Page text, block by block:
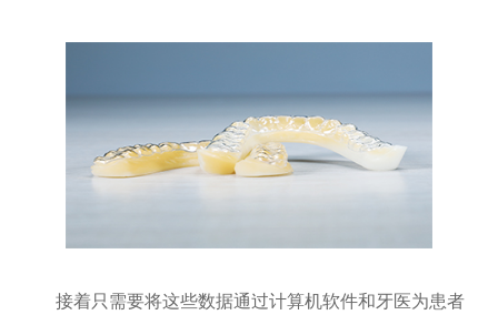
接着只需要将这些数据通过计算机软件和牙医为患者